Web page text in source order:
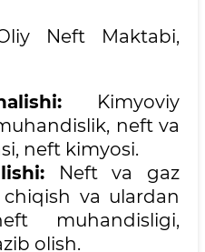
Neft Maktabi,
Kimyoviy
neft va
neft kimyosi.
Neft va gaz
va ulardan
muhandisligi,
olish.